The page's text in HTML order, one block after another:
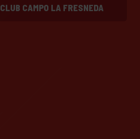
CLUB CAMPO LA FRESNEDA